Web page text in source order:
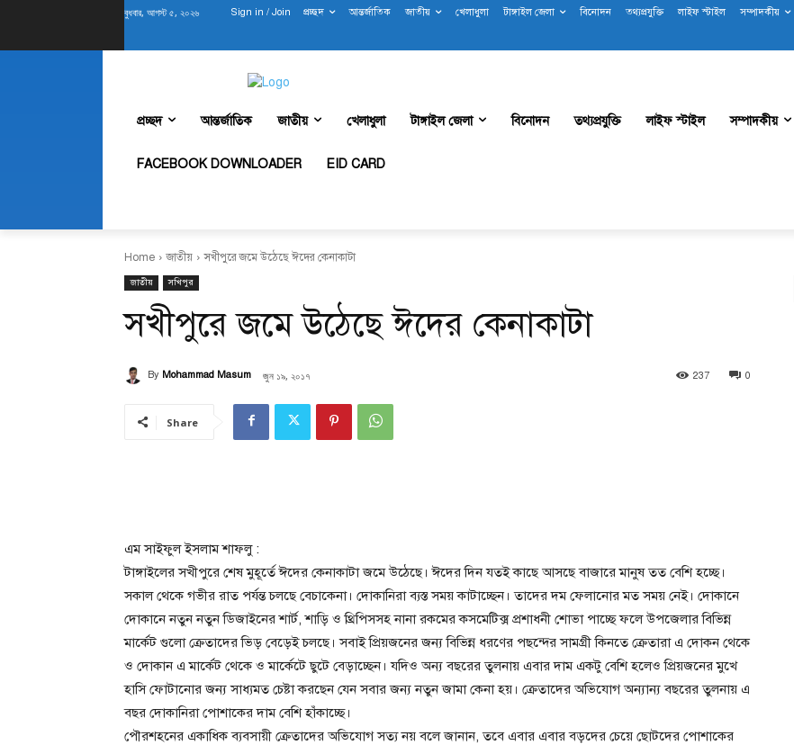
বুধবার, আগস্ট ৫, ২০২৬ Sign in / Join প্রচ্ছদ আন্তর্জাতিক জাতীয় খেলাধুলা টাঙ্গাইল জেলা বিনোদন তথ্যপ্রযুক্তি লাইফ স্টাইল সম্পাদকীয়
প্রচ্ছদ আন্তর্জাতিক জাতীয় খেলাধুলা টাঙ্গাইল জেলা বিনোদন তথ্যপ্রযুক্তি লাইফ স্টাইল সম্পাদকীয়
FACEBOOK DOWNLOADER EID CARD
Home জাতীয় সখীপুরে জমে উঠেছে ঈদের কেনাকাটা
জাতীয় সখিপুর
সখীপুরে জমে উঠেছে ঈদের কেনাকাটা
By Mohammad Masum জুন ১৯, ২০১৭ 0
237
Share
এম সাইফুল ইসলাম শাফলু :
টাঙ্গাইলের সখীপুরে শেষ মুহূর্তে ঈদের কেনাকাটা জমে উঠেছে। ঈদের দিন যতই কাছে আসছে বাজারে মানুষ তত বেশি হচ্ছে।
সকাল থেকে গভীর রাত পর্যন্ত চলছে বেচাকেনা। দোকানিরা ব্যস্ত সময় কাটাচ্ছেন। তাদের দম ফেলানোর মত সময় নেই। দোকানে
দোকানে নতুন নতুন ডিজাইনের শার্ট, শাড়ি ও থ্রিপিসসহ নানা রকমের কসমেটিক্স প্রশাধনী শোভা পাচ্ছে ফলে উপজেলার বিভিন্ন
মার্কেট গুলো ক্রেতাদের ভিড় বেড়েই চলছে। সবাই প্রিয়জনের জন্য বিভিন্ন ধরণের পছন্দের সামগ্রী কিনতে ক্রেতারা এ দোকন থেকে
ও দোকান এ মার্কেট থেকে ও মার্কেটে ছুটে বেড়াচ্ছেন। যদিও অন্য বছরের তুলনায় এবার দাম একটু বেশি হলেও প্রিয়জনের মুখে
হাসি ফোটানোর জন্য সাধ্যমত চেষ্টা করছেন যেন সবার জন্য নতুন জামা কেনা হয়। ক্রেতাদের অভিযোগ অন্যান্য বছরের তুলনায় এ
বছর দোকানিরা পোশাকের দাম বেশি হাঁকাচ্ছে।
পৌরশহনের একাধিক ব্যবসায়ী ক্রেতাদের অভিযোগ সত্য নয় বলে জানান, তবে এবার এবার বড়দের চেয়ে ছোটদের পোশাকের